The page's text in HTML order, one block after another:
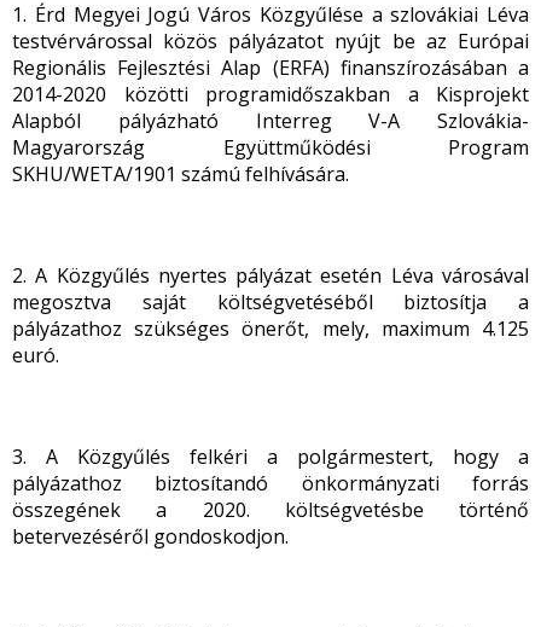
1. Érd Megyei Jogú Város Közgyűlése a szlovákiai Léva
testvérvárossal közös pályázatot nyújt be az Európai
Regionális Fejlesztési Alap (ERFA) finanszírozásában a
2014-2020 közötti programidőszakban a Kisprojekt
Alapból pályázható Interreg V-A Szlovákia-
Magyarország Együttműködési Program
SKHU/WETA/1901 számú felhívására.
2. A Közgyűlés nyertes pályázat esetén Léva városával
megosztva saját költségvetéséből biztosítja a
pályázathoz szükséges önerőt, mely, maximum 4.125
euró.
3. A Közgyűlés felkéri a polgármestert, hogy a
pályázathoz biztosítandó önkormányzati forrás
összegének a 2020. költségvetésbe történő
betervezéséről gondoskodjon.